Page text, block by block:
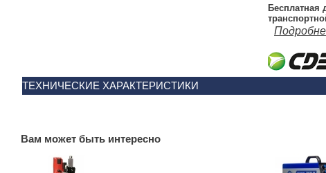
Бесплатная
ТЕХНИЧЕСКИЕ ХАРАКТЕРИСТИКИ
Вам может быть интересно